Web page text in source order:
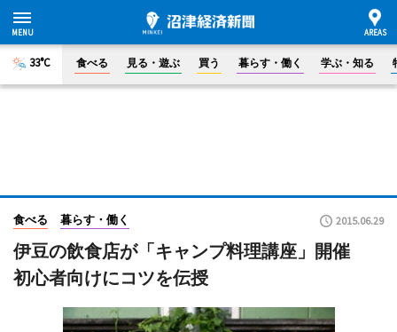
33°C 食べる 見る・遊ぶ 買う 暮らす・働く 学ぶ・知る
食べる 暮らす・働く 2015.06.29
伊豆の飲食店が「キャンプ料理講座」開催
初心者向けにコツを伝授